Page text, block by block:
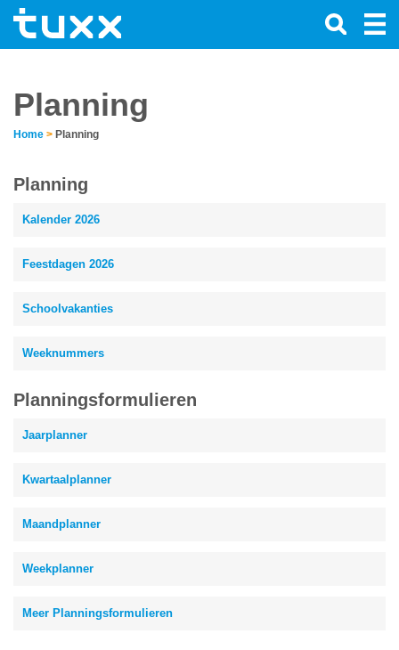
Planning
Home > Planning
Planning
Kalender 2026
Feestdagen 2026
Schoolvakanties
Weeknummers
Planningsformulieren
Jaarplanner
Kwartaalplanner
Maandplanner
Weekplanner
Meer Planningsformulieren